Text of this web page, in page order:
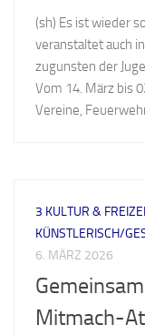
(sh) Es ist wieder
veranstaltet auch
zugunsten der
Vom 14. März bis
Vereine,
3 KULTUR &
KÜNSTLERISCH/
6. MÄRZ 2026
Mitmach-